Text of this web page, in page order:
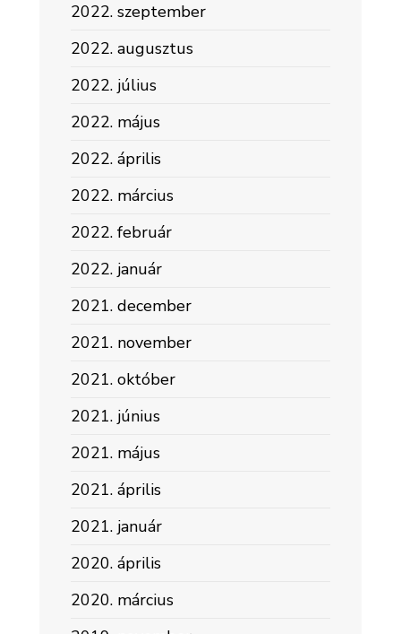
2022. szeptember
2022. augusztus
2022. július
2022. május
2022. április
2022. március
2022. február
2022. január
2021. december
2021. november
2021. október
2021. június
2021. május
2021. április
2021. január
2020. április
2020. március